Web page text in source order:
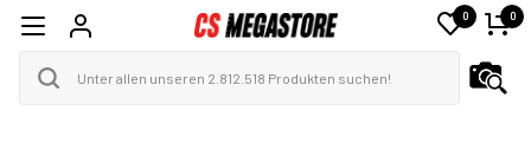
0 0